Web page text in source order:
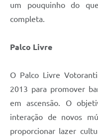
um pouquinho do
completa.
Palco Livre
O Palco Livre
2013 para promover
em ascensão. O
interação de novos
proporcionar lazer